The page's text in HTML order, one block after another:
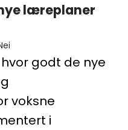
læreplaner
godt de nye
voksne
i